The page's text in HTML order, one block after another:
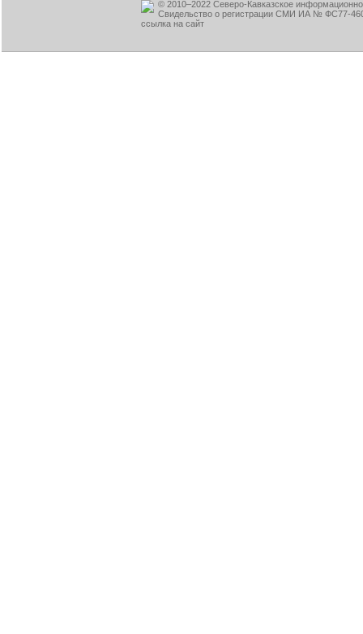
© 2010–2022 Северо-Кавказское
Свидельство о регистрации СМИ ИА № ФС77-
ссылка на сайт